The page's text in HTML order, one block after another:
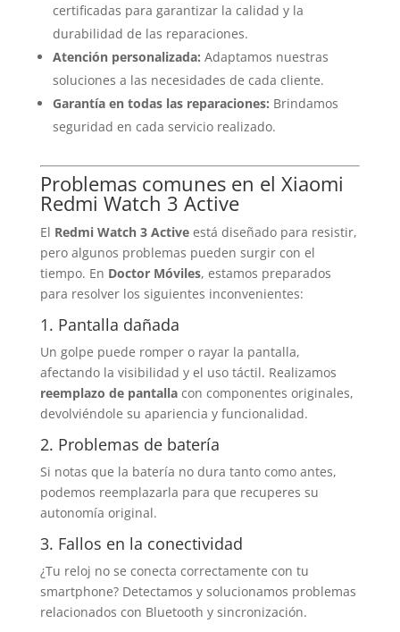
certificadas para garantizar la calidad y la
durabilidad de las reparaciones.
Atención personalizada: Adaptamos nuestras
soluciones a las necesidades de cada cliente.
Garantía en todas las reparaciones: Brindamos
seguridad en cada servicio realizado.
Problemas comunes en el Xiaomi
Redmi Watch 3 Active
El Redmi Watch 3 Activeestá diseñado para resistir,
pero algunos problemas pueden surgir con el
tiempo. En Doctor Móviles, estamos preparados
para resolver los siguientes inconvenientes:
1. Pantalla dañada
Un golpe puede romper o rayar la pantalla,
afectando la visibilidad y el uso táctil. Realizamos
reemplazo de pantallacon componentes originales,
devolviéndole su apariencia y funcionalidad.
2. Problemas de batería
Si notas que la batería no dura tanto como antes,
podemos reemplazarla para que recuperes su
autonomía original.
3. Fallos en la conectividad
¿Tu reloj no se conecta correctamente con tu
smartphone? Detectamos y solucionamos problemas
relacionados con Bluetooth y sincronización.